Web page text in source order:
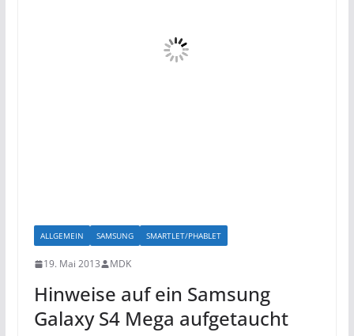
ALLGEMEIN SAMSUNG SMARTLET/PHABLET
19. Mai 2013 MDK
Hinweise auf ein Samsung
Galaxy S4 Mega aufgetaucht